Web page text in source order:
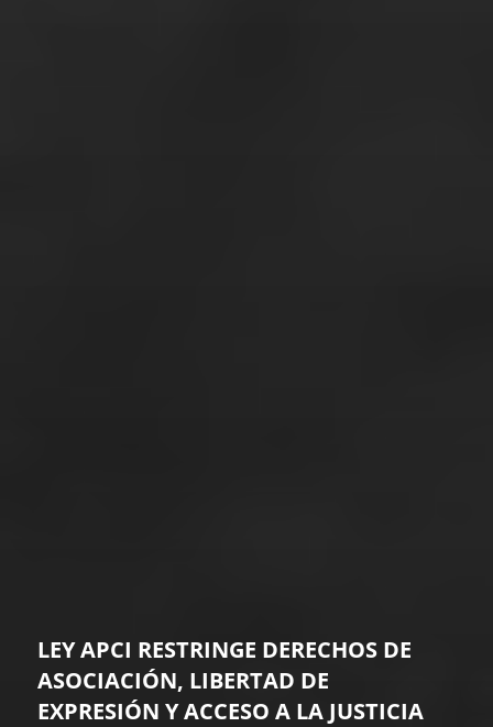
LEY APCI RESTRINGE DERECHOS DE
ASOCIACIÓN, LIBERTAD DE
EXPRESIÓN Y ACCESO A LA JUSTICIA